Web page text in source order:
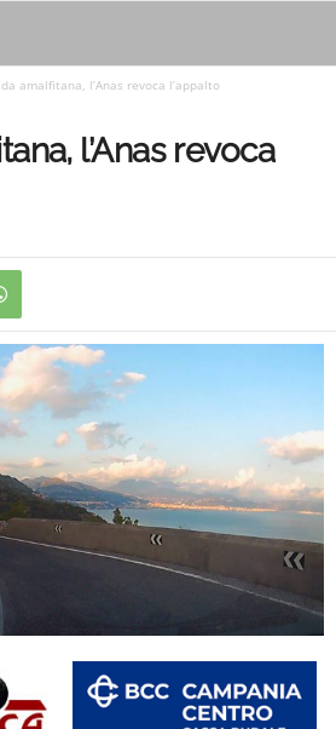
amalfitana, l’Anas revoca l’appalto
l’Anas revoca